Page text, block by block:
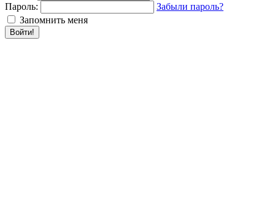
Пароль:
Забыли пароль?
Запомнить меня